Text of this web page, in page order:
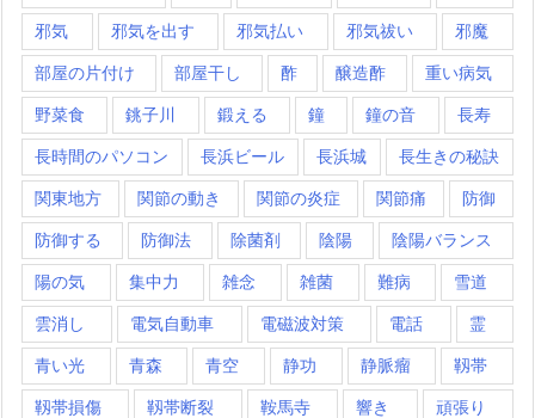
邪気 邪気を出す 邪気払い 邪気祓い 邪魔
部屋の片付け 部屋干し 酢 醸造酢 重い病気
野菜食 銚子川 鍛える 鐘 鐘の音 長寿
長時間のパソコン 長浜ビール 長浜城 長生きの秘訣
関東地方 関節の動き 関節の炎症 関節痛 防御
防御する 防御法 除菌剤 陰陽 陰陽バランス
陽の気 集中力 雑念 雑菌 難病 雪道
雲消し 電気自動車 電磁波対策 電話 霊
青い光 青森 青空 静功 静脈瘤 靱帯
靱帯損傷 靱帯断裂 鞍馬寺 響き 頑張り